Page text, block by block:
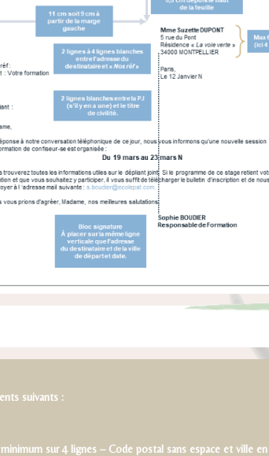
suivants :
sur 4 lignes – Code postal sans espace et ville